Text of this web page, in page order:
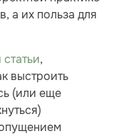
а их польза для
,
выстроить
(или еще